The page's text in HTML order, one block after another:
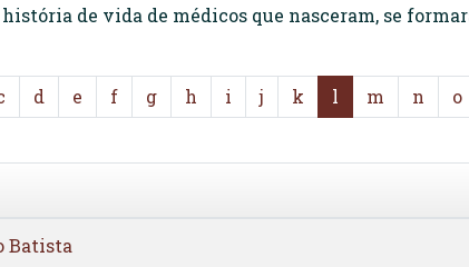
história de vida de médicos que nasceram, se
d e f g h i j k l m n o
Batista